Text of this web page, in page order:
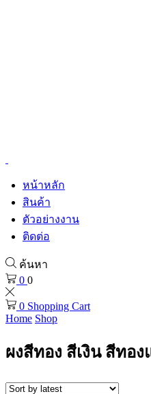
หน้าหลัก
สินค้า
ตัวอย่างงาน
ติดต่อ
ค้นหา
0 0
0 Shopping Cart
Home Shop
ผงสีทอง สีเงิน สีทอ